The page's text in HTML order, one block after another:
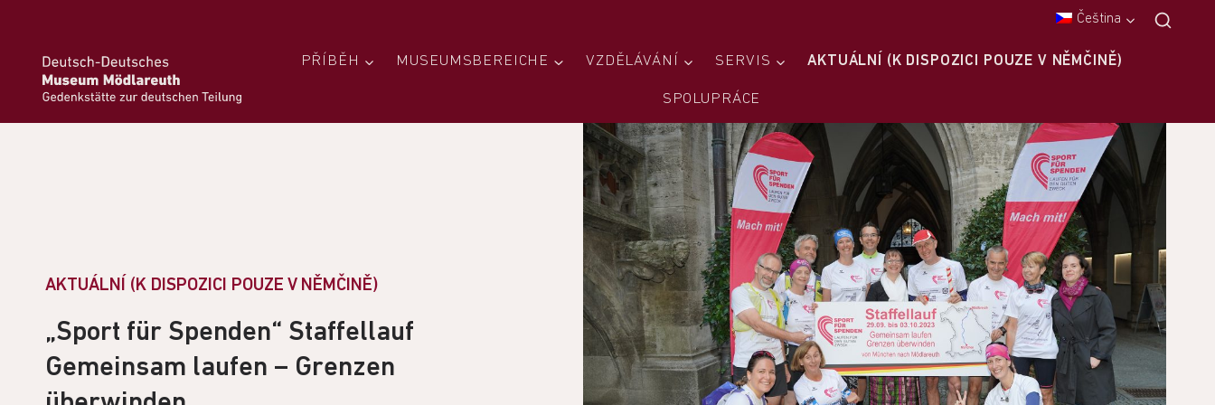
Čeština
PŘÍBĚH MUSEUMSBEREICHE VZDĚLÁVÁNÍ SERVIS AKTUÁLNÍ (K DISPOZICI POUZE V NĚMČINĚ)
SPOLUPRÁCE
AKTUÁLNÍ (K DISPOZICI POUZE V NĚMČINĚ)
„Sport für Spenden“ Staffellauf
Gemeinsam laufen – Grenzen